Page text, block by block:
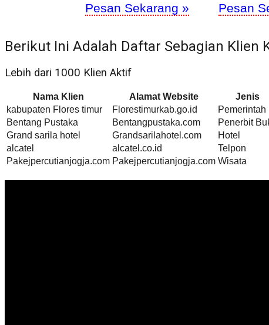
Pesan Sekarang » Pesan
Berikut Ini Adalah Daftar Sebagian Klien
Lebih dari 1000 Klien Aktif
Nama Klien Alamat Website
Jenis
kabupaten Flores timur
Florestimurkab.go.id
Pemerintah
Bentang Pustaka
Bentangpustaka.com
Penerbit
Grand sarila hotel
Grandsarilahotel.com
Hotel
alcatel
alcatel.co.id
Telpon
Pakejpercutianjogja.com Pakejpercutianjogja.com Wisata